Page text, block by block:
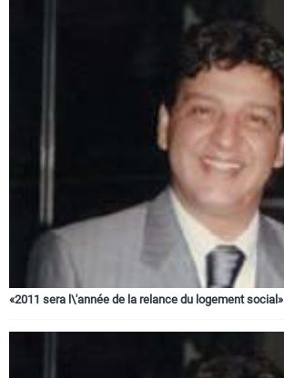
«2011 sera l\'année de la relance du logement social»